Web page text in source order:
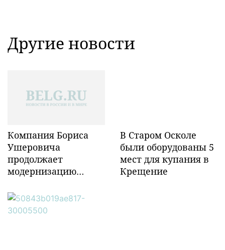
Другие новости
Компания Бориса
Ушеровича
продолжает
модернизацию
инфраструктуры в
Забайкалье
В Старом Осколе
были оборудованы 5
мест для купания в
Крещение